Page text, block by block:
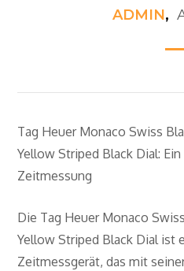
ADMIN,
Tag Heuer Monaco Swiss
Yellow Striped Black Dial:
Zeitmessung
Die Tag Heuer Monaco
Yellow Striped Black Dial ist
Zeitmessgerät, das mit